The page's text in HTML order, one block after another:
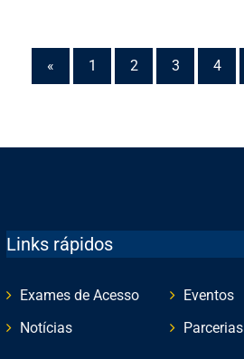
« 1 2 3 4
Links rápidos
Exames de Acesso
Notícias
Eventos
Parcerias